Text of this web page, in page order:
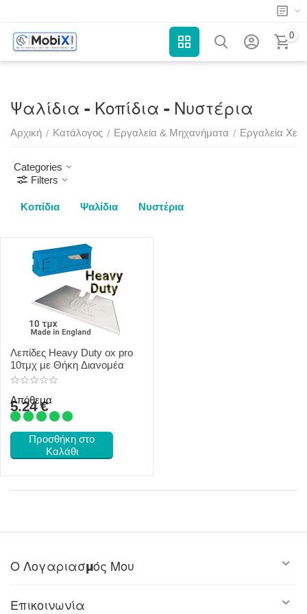
0
Ψαλίδια - Κοπίδια - Νυστέρια
Αρχική / Κατάλογος / Εργαλεία & Μηχανήματα / Εργαλεία
Categories
Filters
Κοπίδια Ψαλίδια Νυστέρια
Λεπίδες Heavy Duty ox pro
10τμχ με Θήκη Διανομέα
5.24€
Απόθεμα
Προσθήκη στο
Καλάθι
Ο Λογαριασμός Μου
Επικοινωνία